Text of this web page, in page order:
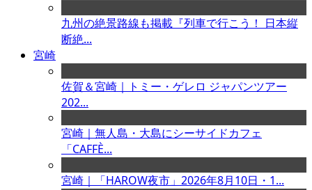
九州の絶景路線も掲載『列車で行こう！ 日本縦
断絶...
宮崎
佐賀＆宮崎｜トミー・ゲレロ ジャパンツアー
202...
宮崎｜無人島・大島にシーサイドカフェ
「CAFFÈ...
宮崎｜「HAROW夜市」2026年8月10日・1...